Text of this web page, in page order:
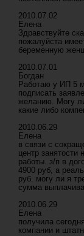
2010.07.02
Елена
Здравствуйте
пожалуйста
беременную
2010.07.01
Богдан
Работаю у ИП 5
подписать
желанию. Могу
какие либо
2010.06.29
Елена
в связи с
центр занятости
работы. з/п в
4900 руб, а
руб. могу ли я
сумма
2010.06.29
Елена
получила
компании и